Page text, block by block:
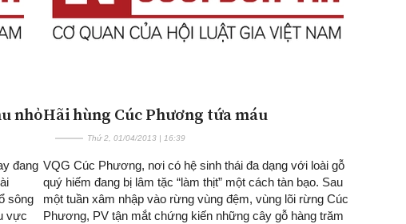
nhỏ
đang
sông
vực
Hãi hùng Cúc Phương tứa máu
Thứ 2, 01/04/2013 | 16:39
VQG Cúc Phương, nơi có hệ sinh thái đa dạng với loài gỗ
quý hiếm đang bị lâm tặc “làm thịt” một cách tàn bạo. Sau
một tuần xâm nhập vào rừng vùng đệm, vùng lõi rừng Cúc
Phương, PV tận mắt chứng kiến những cây gỗ hàng trăm